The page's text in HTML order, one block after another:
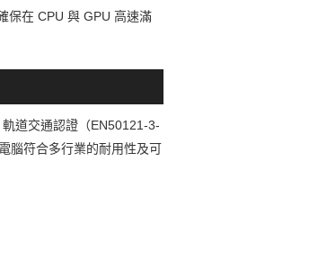
保在 CPU 與 GPU 高速滿
道交通認證（EN50121-3-
腦符合多行業的耐用性及可